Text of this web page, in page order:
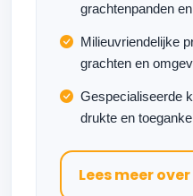
grachtenpanden
Milieuvriendelijke
grachten en
Gespecialiseerde
drukte en
Lees meer